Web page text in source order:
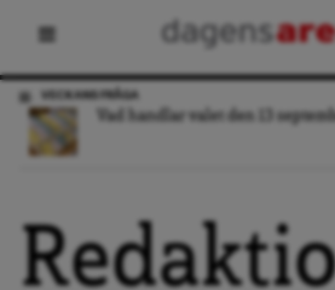
VECKANS FRÅGA
Vad handlar valet den 13